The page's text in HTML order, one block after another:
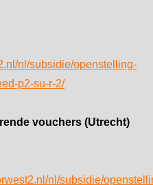
nl/subsidie/openstelling-
p2-su-r-2/
vouchers (Utrecht)
nl/subsidie/